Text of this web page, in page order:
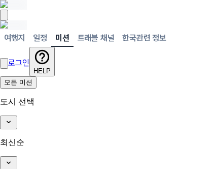
여행지 일정 미션 트래블 채널 한국관련 정보
로그인
HELP
모든 미션
도시 선택
최신순